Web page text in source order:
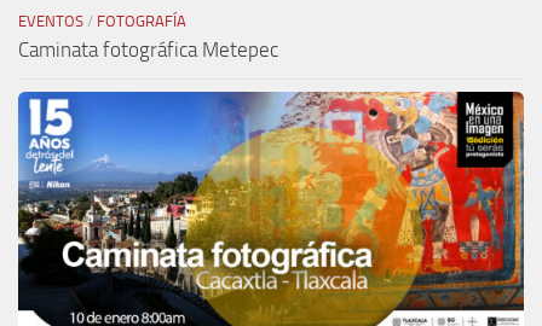
EVENTOS / FOTOGRAFÍA
Caminata fotográfica Metepec